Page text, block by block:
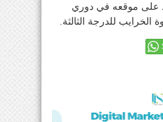
على موقعه في دوري
الخرايب للدرجة الثالثة.